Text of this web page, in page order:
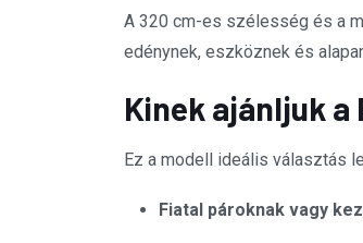
A 320 cm-es szélesség és a
edénynek, eszköznek és
Kinek ajánljuk
Ez a modell ideális választás
Fiatal pároknak vagy